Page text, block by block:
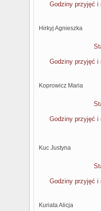
Godziny przyjęć i
Hirkyj Agnieszka
Godziny przyjęć i
Koprowicz Maria
Godziny przyjęć i
Kuc Justyna
Godziny przyjęć i
Kuriata Alicja